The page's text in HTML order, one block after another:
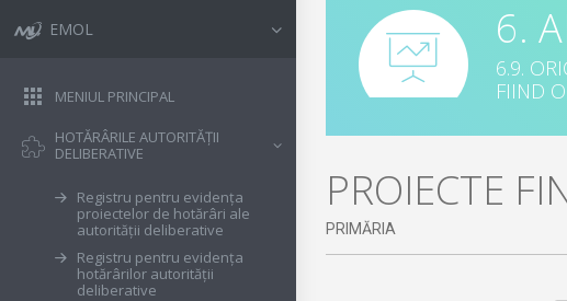
EMOL
MENIUL PRINCIPAL
HOTĂRÂRILE AUTORITĂȚII
DELIBERATIVE
Registru pentru evidența
proiectelor de hotărâri ale
autorității deliberative
Registru pentru evidența
hotărârilor autorității
deliberative
6.
6.9.
FIIND
PROIECTE
PRIMĂRIA